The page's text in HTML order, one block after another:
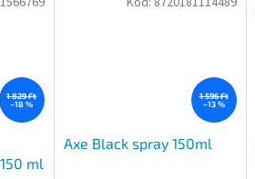
1 829 Ft
–18 %
ml
1 596 Ft
–13 %
Axe Black spray 150ml